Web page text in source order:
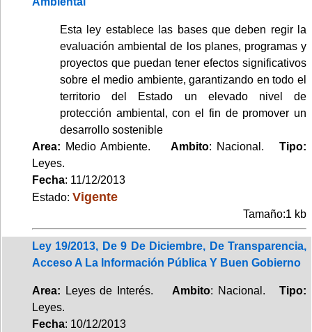
Esta ley establece las bases que deben regir la
evaluación ambiental de los planes, programas y
proyectos que puedan tener efectos significativos
sobre el medio ambiente, garantizando en todo el
territorio del Estado un elevado nivel de
protección ambiental, con el fin de promover un
desarrollo sostenible
Area: Medio Ambiente.Ambito: Nacional.Tipo:
Leyes.
Fecha: 11/12/2013
Estado: Vigente
Tamaño:1 kb
Ley 19/2013, De 9 De Diciembre, De Transparencia,
Acceso A La Información Pública Y Buen Gobierno
Area: Leyes de Interés. Ambito: Nacional.Tipo:
Leyes.
Fecha: 10/12/2013